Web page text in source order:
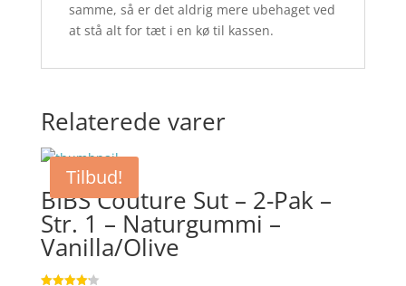
samme, så er det aldrig mere ubehaget ved
at stå alt for tæt i en kø til kassen.
Relaterede varer
Tilbud!
BIBS Couture Sut – 2-Pak –
Str. 1 – Naturgummi –
Vanilla/Olive